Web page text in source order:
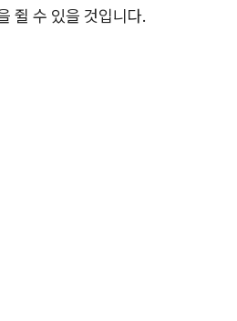
쥘 수 있을 것입니다.